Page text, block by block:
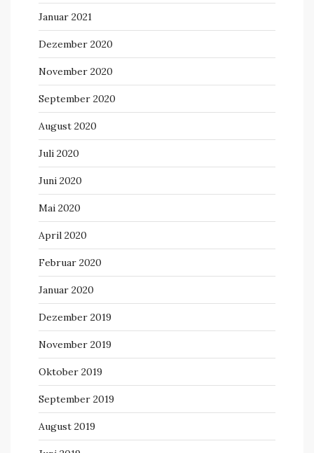
Januar 2021
Dezember 2020
November 2020
September 2020
August 2020
Juli 2020
Juni 2020
Mai 2020
April 2020
Februar 2020
Januar 2020
Dezember 2019
November 2019
Oktober 2019
September 2019
August 2019